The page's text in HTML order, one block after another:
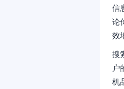
信
论
效
搜
户
机